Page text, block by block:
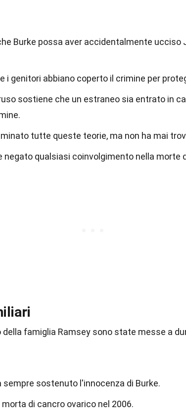
Burke possa aver accidentalmente ucciso
i genitori abbiano coperto il crimine per
sostiene che un estraneo sia entrato in
tutte queste teorie, ma non ha mai
negato qualsiasi coinvolgimento nella morte
della famiglia Ramsey sono state messe a
sempre sostenuto l'innocenza di Burke.
di cancro ovarico nel 2006.